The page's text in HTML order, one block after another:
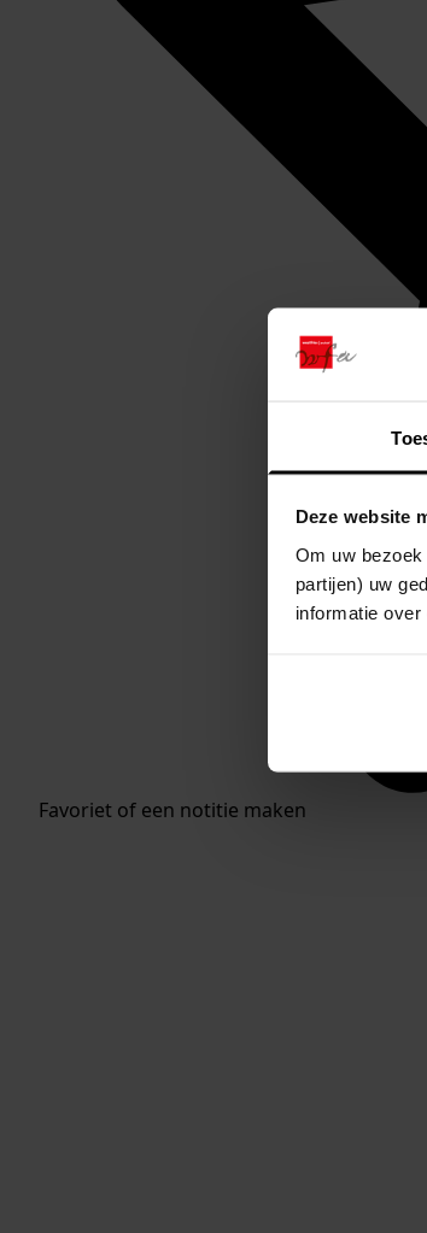
Deze website
Om uw
partijen) uw
informatie
Favoriet of een notitie maken